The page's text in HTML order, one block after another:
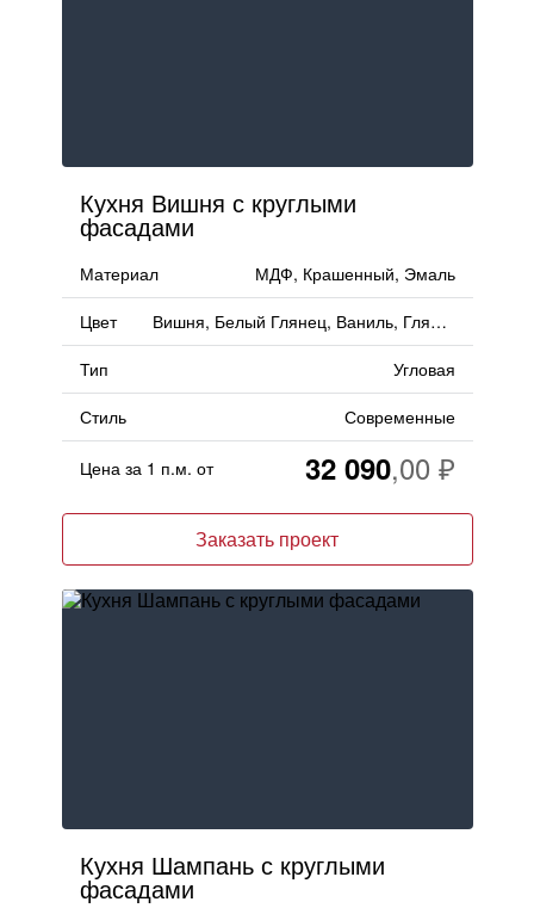
Сборка
Партнерам
Контакты
Акции
Москва, Бутово,ул. Бартеневская, 12, п.7
info@truekuhni.ru
Кухня Вишня с круглыми
фасадами
Материал
МДФ, Крашенный, Эмаль
Цвет
Вишня, Белый Глянец, Ваниль, Глянец
Тип
Угловая
Стиль
Современные
Цена за 1 п.м. от 32 090
Заказать проект
Кухня Шампань с круглыми
фасадами